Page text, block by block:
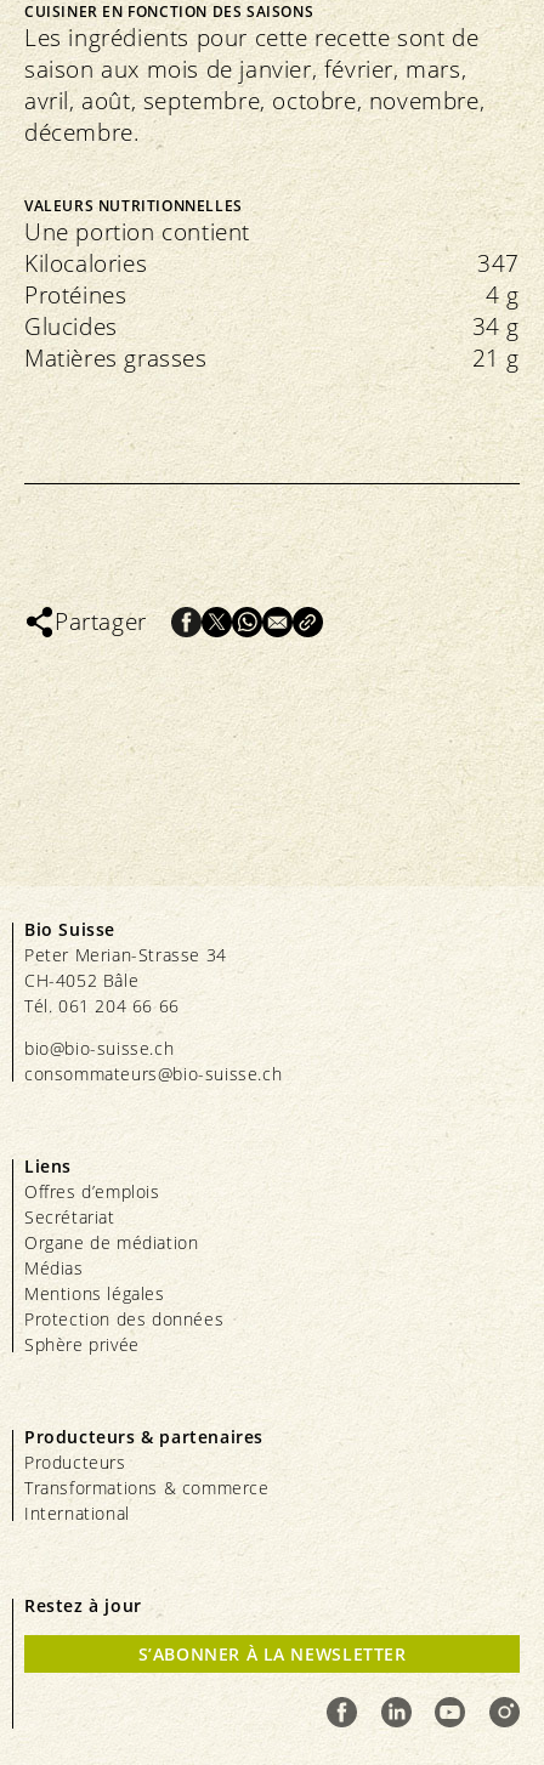
CUISINER EN FONCTION DES SAISONS
Les ingrédients pour cette recette sont de
saison aux mois de janvier, février, mars,
avril, août, septembre, octobre, novembre,
décembre.
VALEURS NUTRITIONNELLES
Une portion contient
Kilocalories
347
Protéines
4 g
Glucides
34 g
Matières grasses
21 g
Partager
Bio Suisse
Peter Merian-Strasse 34
CH-4052 Bâle
Tél. 061 204 66 66
bio@bio-suisse.ch
consommateurs@bio-suisse.ch
Liens
Offres d’emplois
Secrétariat
Organe de médiation
Médias
Mentions légales
Protection des données
Sphère privée
Producteurs & partenaires
Producteurs
Transformations & commerce
International
Restez à jour
S’ABONNER À LA NEWSLETTER